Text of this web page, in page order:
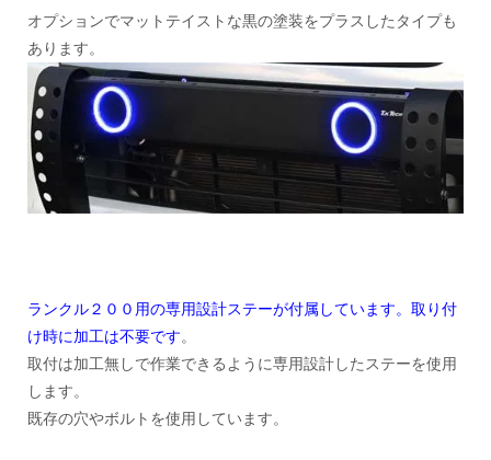
オプションでマットテイストな黒の塗装をプラスしたタイプも
あります。
ランクル２００用の専用設計ステーが付属しています。取り付
け時に加工は不要です。
取付は加工無しで作業できるように専用設計したステーを使用
します。
既存の穴やボルトを使用しています。